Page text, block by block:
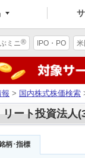
ミニ® IPO・PO
> 国内株式株価検索
ート投資法人
柄･指標